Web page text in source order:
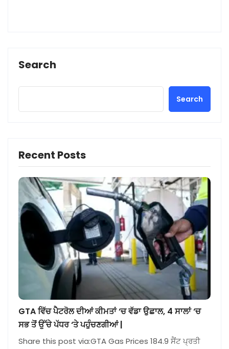
Search
Search
Recent Posts
GTA ਵਿੱਚ ਪੈਟਰੋਲ ਦੀਆਂ ਕੀਮਤਾਂ ‘ਚ ਵੱਡਾ ਉਛਾਲ, 4 ਸਾਲਾਂ ‘ਚ
ਸਭ ਤੋਂ ਉੱਚੇ ਪੱਧਰ ‘ਤੇ ਪਹੁੰਚਣਗੀਆਂ |
Share this post via:GTA Gas Prices 184.9 ਸੈਂਟ ਪ੍ਰਤੀ